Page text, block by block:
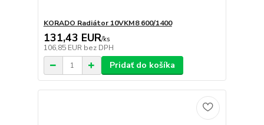
KORADO Radiátor 10VKM8 600/1400
131,43 EUR/ks
106,85 EUR bez DPH
Pridať do košíka